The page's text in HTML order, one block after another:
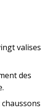
valises
des